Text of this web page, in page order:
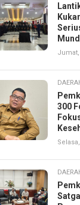
Jumat,
300